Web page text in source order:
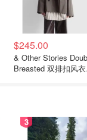
$245.00
& Other Stories
Breasted 双排扣风
3